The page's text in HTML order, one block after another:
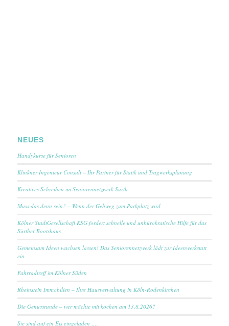
NEUES
Handykurse für Senioren
Klinkner Ingenieur Consult – Ihr Partner für Statik und Tragwerksplanung
Kreatives Schreiben im Seniorennetzwerk Sürth
Muss das denn sein? – Wenn der Gehweg zum Parkplatz wird
Kölner StadtGesellschaft KSG fordert schnelle und unbürokratische Hilfe für das
Sürther Bootshaus
Gemeinsam Ideen wachsen lassen! Das Seniorennetzwerk lädt zur Ideenwerkstatt
ein
Fahrradtreff im Kölner Süden
Rheinstein Immobilien – Ihre Hausverwaltung in Köln-Rodenkirchen
Die Genussrunde – wer möchte mit kochen am 13.8.2026?
Sie sind auf ein Eis eingeladen ….